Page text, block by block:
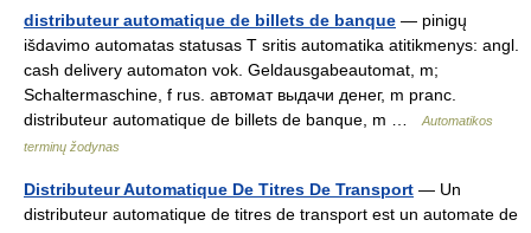
distributeur automatique de billets de banque — pinigų
išdavimo automatas statusas T sritis automatika atitikmenys: angl.
cash delivery automaton vok. Geldausgabeautomat, m;
Schaltermaschine, f rus. автомат выдачи денег, m pranc.
distributeur automatique de billets de banque, m …
Automatikos
terminų žodynas
Distributeur Automatique De Titres De Transport — Un
distributeur automatique de titres de transport est un automate de